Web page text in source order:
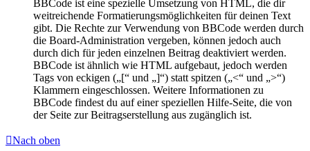
BBCode ist eine spezielle Umsetzung von HTML, die dir
weitreichende Formatierungsmöglichkeiten für deinen Text
gibt. Die Rechte zur Verwendung von BBCode werden durch
die Board-Administration vergeben, können jedoch auch
durch dich für jeden einzelnen Beitrag deaktiviert werden.
BBCode ist ähnlich wie HTML aufgebaut, jedoch werden
Tags von eckigen („[“ und „]“) statt spitzen („<“ und „>“)
Klammern eingeschlossen. Weitere Informationen zu
BBCode findest du auf einer speziellen Hilfe-Seite, die von
der Seite zur Beitragserstellung aus zugänglich ist.
Nach oben